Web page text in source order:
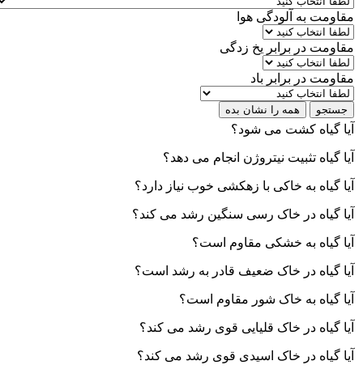
مقاومت به آلودگی هوا
مقاومت در برابر یخ زدگی
مقاومت در برابر باد
جستجو همه را نشان بده
آیا گیاه کشت می شود؟
آیا گیاه تثبیت نیتروژن انجام می دهد؟
آیا گیاه به خاکی با زهکشی خوب نیاز دارد؟
آیا گیاه در خاک رسی سنگین رشد می کند؟
آیا گیاه به خشکی مقاوم است؟
آیا گیاه در خاک ضعیف قادر به رشد است؟
آیا گیاه به خاک شور مقاوم است؟
آیا گیاه در خاک قلیایی قوی رشد می کند؟
آیا گیاه در خاک اسیدی قوی رشد می کند؟